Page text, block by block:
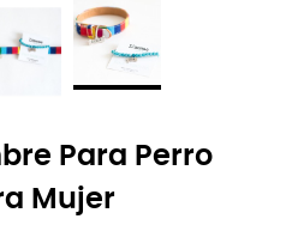
Para Perro
Mujer